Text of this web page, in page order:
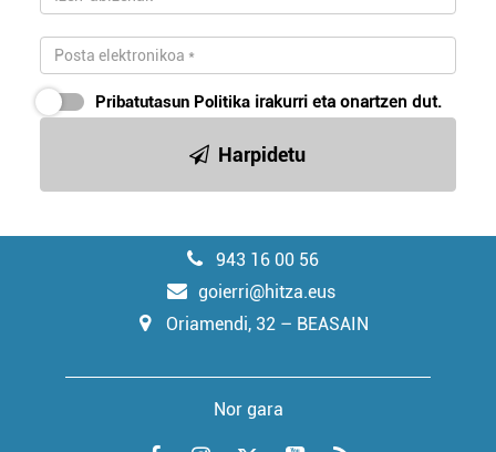
Pribatutasun Politika irakurri eta onartzen dut.
Harpidetu
943 16 00 56
goierri@hitza.eus
Oriamendi, 32 – BEASAIN
Nor gara